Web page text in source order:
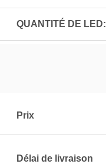
QUANTITÉ DE LED:
Prix
Délai de livraison